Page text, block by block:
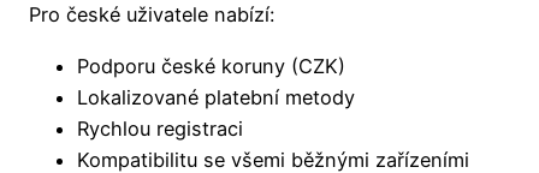
Pro české uživatele nabízí:
Podporu české koruny (CZK)
Lokalizované platební metody
Rychlou registraci
Kompatibilitu se všemi běžnými zařízeními